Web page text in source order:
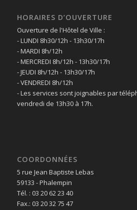
HORAIRES D’OUVERTURE
Ouverture de l'Hôtel de Ville :
- LUNDI 8h30/12h - 13h30/17h
- MARDI 8h/12h
- MERCREDI 8h/12h - 13h30/17h
- JEUDI 8h/12h - 13h30/17h
- VENDREDI 8h/12h
- Les services sont joignables par
vendredi de 13h30 à 17h.
COORDONNÉES
5 rue Jean Baptiste Lebas
59133 - Phalempin
Tél. : 03 20 62 23 40
Fax.: 03 20 32 75 47